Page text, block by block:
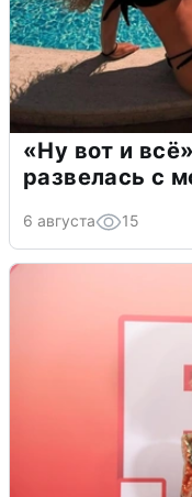
«Ну вот и
развелась с
6 августа 15